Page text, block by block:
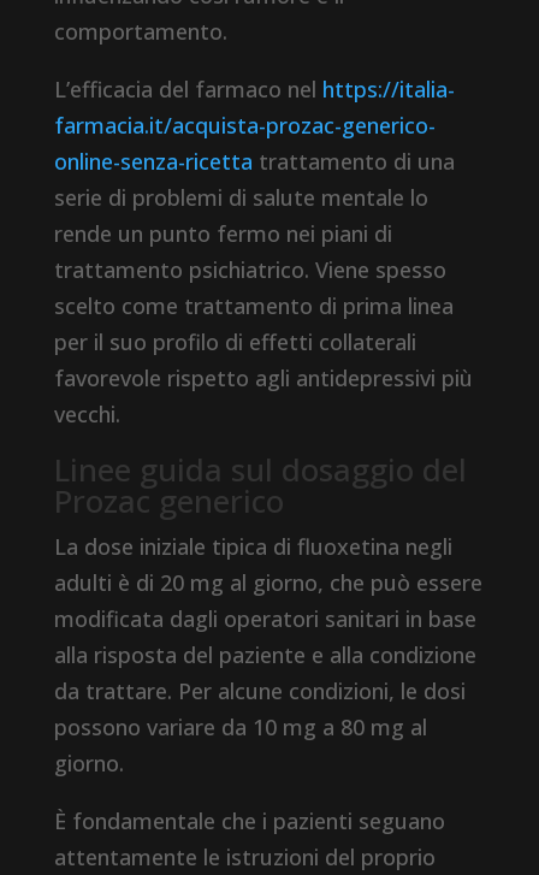
comportamento.
L’efficacia del farmaco nel https://italia-
farmacia.it/acquista-prozac-generico-
online-senza-ricetta trattamento di una
serie di problemi di salute mentale lo
rende un punto fermo nei piani di
trattamento psichiatrico. Viene spesso
scelto come trattamento di prima linea
per il suo profilo di effetti collaterali
favorevole rispetto agli antidepressivi più
vecchi.
Linee guida sul dosaggio del
Prozac generico
La dose iniziale tipica di fluoxetina negli
adulti è di 20 mg al giorno, che può essere
modificata dagli operatori sanitari in base
alla risposta del paziente e alla condizione
da trattare. Per alcune condizioni, le dosi
possono variare da 10 mg a 80 mg al
giorno.
È fondamentale che i pazienti seguano
attentamente le istruzioni del proprio